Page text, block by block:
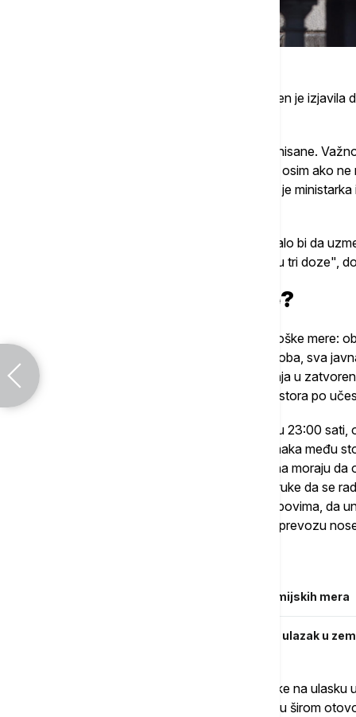
Švedska ministarka zdravlja Lena Halengren je
"I dalje postoje posebni saveti za nevakcinisane.
imaju simptome. Ne moraju da se testiraju, osim ako
postoje posebna pravila ponašanja", rekla je
"Ukoliko ste dobili dve doze vakcine, trebalo bi da
zaraze, ali i od ozbiljne bolesti, potrebne su tri doze",
Koje sve mere ukinute?
Od srede više ne vrede sledeće epidemiološke
okupljanja u zatvorenom sa više od 50 osoba, sva
sedeća mesta, ograničenje javnih okupljanja u
tribini) i najmanje 10 kvadratnih metara prostora po
Ukinuto je i zatvaranje restorana i barova u 23:00
restoranima uz najmanje jedan metar razmaka među
muzeja, galerija, zabavnih parkova i bazena moraju
prostora po posetiocu. Ukinute su i preporuke da se
u masovnim sportskim takmičenjima i kampovima, da
daljinu, te da se u slučaju gužve u javnom prevozu
Poljska u martu planira ukidanje epidemijskih mera
Švedska od srede ukida ograničenja za ulazak u
Indeks piše da građani EU/EEA i Švajcarske na
vakcinisani, ili negativni na koronu. Vrata su širom